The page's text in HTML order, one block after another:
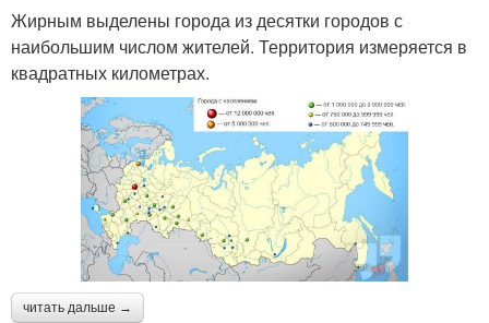
Жирным выделены города из десятки городов с
наибольшим числом жителей. Территория измеряется в
квадратных километрах.
читать дальше →